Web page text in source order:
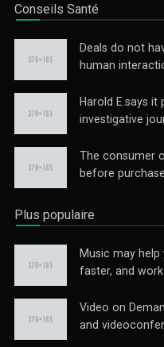
Conseils Santé
Deals do not
human
Harold E.says
investigative
The consumer
before purchase.
Plus populaire
Music may
faster, and
Video on
and